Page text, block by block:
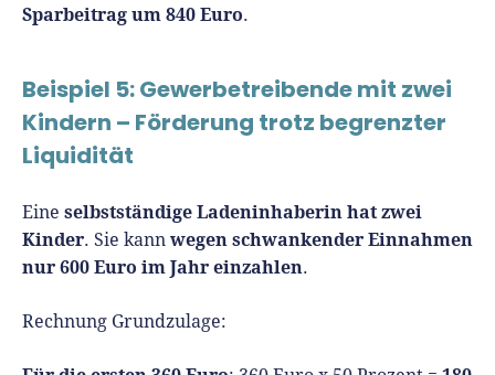
Sparbeitrag um 840 Euro.
Beispiel 5: Gewerbetreibende mit zwei
Kindern – Förderung trotz begrenzter
Liquidität
Eine selbstständige Ladeninhaberin hat zwei
Kinder. Sie kann wegen schwankender Einnahmen
nur 600 Euro im Jahr einzahlen.
Rechnung Grundzulage: